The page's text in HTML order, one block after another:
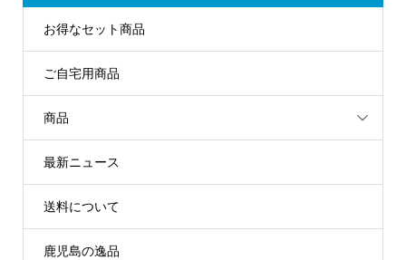
お得なセット商品
ご自宅用商品
商品
最新ニュース
送料について
鹿児島の逸品